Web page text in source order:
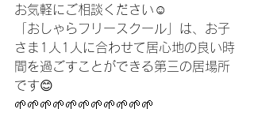
お気軽にご相談ください☺️
「おしゃらフリースクール」は、お子
さま1人1人に合わせて居心地の良い時
間を過ごすことができる第三の居場所
です😊
🌱⁡🌱⁡🌱⁡🌱⁡🌱⁡🌱⁡🌱⁡🌱⁡🌱⁡🌱⁡🌱⁡